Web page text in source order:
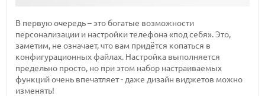
В первую очередь – это богатые возможности
персонализации и настройки телефона «под себя». Это,
заметим, не означает, что вам придётся копаться в
конфигурационных файлах. Настройка выполняется
предельно просто, но при этом набор настраиваемых
функций очень впечатляет - даже дизайн виджетов можно
изменять!